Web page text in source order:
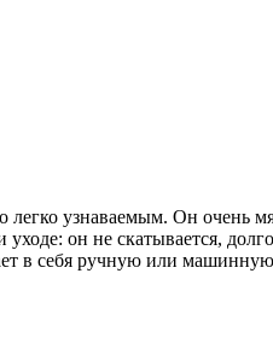
узнаваемым. Он очень
он не скатывается,
в себя ручную или